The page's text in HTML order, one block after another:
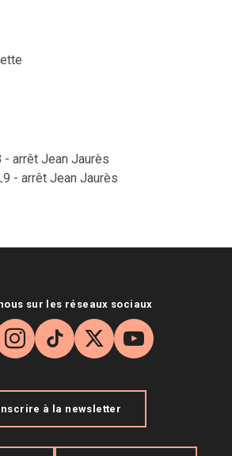
arrêt Jean Jaurès
- arrêt Jean Jaurès
sur les réseaux sociaux
Instagram
TikTok
X YouTube
à la newsletter